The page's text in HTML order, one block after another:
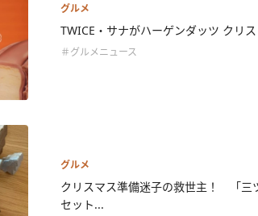
グルメ
TWICE・サナがハーゲンダッツ ク
＃グルメニュース
グルメ
クリスマス準備迷子の救世主！ 「三
セット...